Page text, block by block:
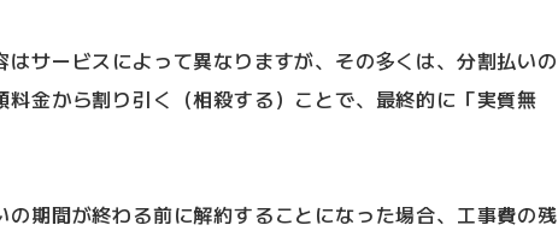
はサービスによって異なりますが、その多くは、分割払いの
料金から割り引く（相殺する）ことで、最終的に「実質無
の期間が終わる前に解約することになった場合、工事費の残